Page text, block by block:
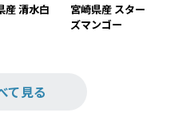
産 清水白
宮崎県産 スター
ズマンゴー
て見る